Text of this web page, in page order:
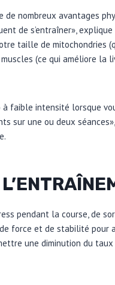
de nombreux avantages
de s’entraîner»,
taille de mitochondries
(ce qui améliore la
à faible intensité lorsque
sur une ou deux
pendant la course, de
force et de stabilité pour
une diminution du